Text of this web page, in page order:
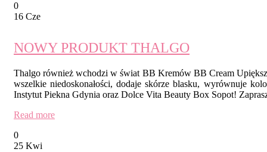
0
16 Cze
NOWY PRODUKT THALGO
Thalgo również wchodzi w świat BB Kremów BB Cream
wszelkie niedoskonałości, dodaje skórze blasku, wyrównuje
Instytut Piekna Gdynia oraz Dolce Vita Beauty Box Sopot!
Read more
0
25 Kwi